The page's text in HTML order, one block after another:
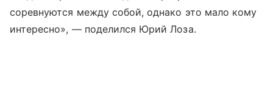
соревнуются между собой, однако это мало кому
интересно», — поделился Юрий Лоза.